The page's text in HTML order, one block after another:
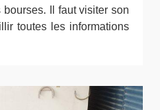
Il faut visiter son
toutes les informations